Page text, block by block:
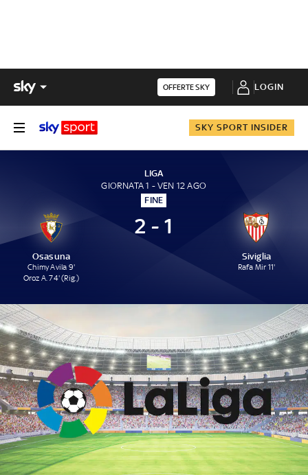
OFFERTE SKY LOGIN
SKY SPORT INSIDER
LIGA
GIORNATA 1 - VEN 12 AGO
FINE
Osasuna
Chimy Avila 9'
Oroz A. 74' (Rig.)
2 - 1
Siviglia
Rafa Mir 11'